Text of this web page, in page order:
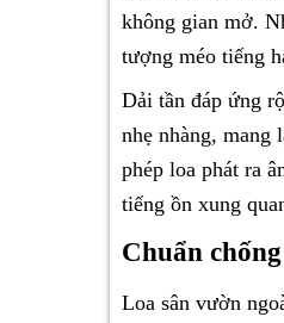
không gian mở.
tượng méo tiếng
Dải tần đáp ứng
nhẹ nhàng, mang
phép loa phát ra
tiếng ồn xung
Chuẩn
Loa sân vườn